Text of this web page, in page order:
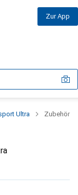
Zur App
Ultra Zubehör